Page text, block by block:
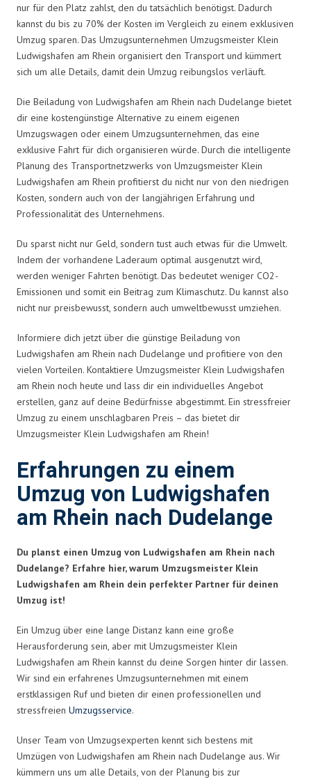
nur für den Platz zahlst, den du tatsächlich benötigst. Dadurch
kannst du bis zu 70% der Kosten im Vergleich zu einem exklusiven
Umzug sparen. Das Umzugsunternehmen Umzugsmeister Klein
Ludwigshafen am Rhein organisiert den Transport und kümmert
sich um alle Details, damit dein Umzug reibungslos verläuft.
Die Beiladung von Ludwigshafen am Rhein nach Dudelange bietet
dir eine kostengünstige Alternative zu einem eigenen
Umzugswagen oder einem Umzugsunternehmen, das eine
exklusive Fahrt für dich organisieren würde. Durch die intelligente
Planung des Transportnetzwerks von Umzugsmeister Klein
Ludwigshafen am Rhein profitierst du nicht nur von den niedrigen
Kosten, sondern auch von der langjährigen Erfahrung und
Professionalität des Unternehmens.
Du sparst nicht nur Geld, sondern tust auch etwas für die Umwelt.
Indem der vorhandene Laderaum optimal ausgenutzt wird,
werden weniger Fahrten benötigt. Das bedeutet weniger CO2-
Emissionen und somit ein Beitrag zum Klimaschutz. Du kannst also
nicht nur preisbewusst, sondern auch umweltbewusst umziehen.
Informiere dich jetzt über die günstige Beiladung von
Ludwigshafen am Rhein nach Dudelange und profitiere von den
vielen Vorteilen. Kontaktiere Umzugsmeister Klein Ludwigshafen
am Rhein noch heute und lass dir ein individuelles Angebot
erstellen, ganz auf deine Bedürfnisse abgestimmt. Ein stressfreier
Umzug zu einem unschlagbaren Preis – das bietet dir
Umzugsmeister Klein Ludwigshafen am Rhein!
Erfahrungen zu einem
Umzug von Ludwigshafen
am Rhein nach Dudelange
Du planst einen Umzug von Ludwigshafen am Rhein nach
Dudelange? Erfahre hier, warum Umzugsmeister Klein
Ludwigshafen am Rhein dein perfekter Partner für deinen
Umzug ist!
Ein Umzug über eine lange Distanz kann eine große
Herausforderung sein, aber mit Umzugsmeister Klein
Ludwigshafen am Rhein kannst du deine Sorgen hinter dir lassen.
Wir sind ein erfahrenes Umzugsunternehmen mit einem
erstklassigen Ruf und bieten dir einen professionellen und
stressfreien Umzugsservice.
Unser Team von Umzugsexperten kennt sich bestens mit
Umzügen von Ludwigshafen am Rhein nach Dudelange aus. Wir
kümmern uns um alle Details, von der Planung bis zur